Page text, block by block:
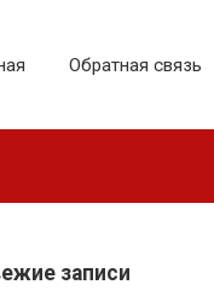
Обратная связь
записи